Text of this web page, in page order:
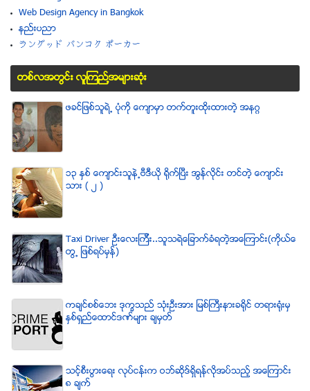
Web Design Agency in Bangkok
နည္းပညာ
ラングッド バンコク ポーカー
တစ္လအတြင္း လူၾကည္႔အမ်ားဆံုး
ဖခင္ျဖစ္သူရဲ႕ ပံုကို ေက်ာမွာ တက္တူးထိုးထားတဲ့ အနဂၢ
၁၃ ႏွစ္ ေက်ာင္းသူနဲ႕ဗီဒီယို ရိုက္ျပီး အြန္လိုင္း တင္တဲ့ ေက်ာင္း
သား ( ၂ )
Taxi Driver ဦးေလးၾကီး..သူသရဲေျခာက္ခံရတဲ့အေၾကာင္း(ကိုယ္ေ
တြ႕ ျဖစ္ရပ္မွန္)
ကခ်င္စစ္ေဘး ဒုကၡသည္ သံုးဦးအား ျမစ္ႀကီးနားခရိုင္ တရားရံုးမွ
ႏွစ္ရွည္ေထာင္ဒဏ္မ်ား ခ်မွတ္
သင့္စီးပြားေရး လုပ္ငန္းက ဝဘ္ဆိုဒ္ရွိရန္လိုအပ္သည့္ အေၾကာင္း
၈ ခ်က္